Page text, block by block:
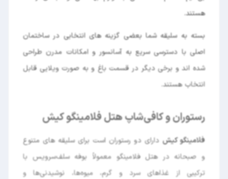
هستند.
بسته به سلیقه شما بعضی گزینه های انتخابی در ساختمان
اصلی با دسترسی سریع به آسانسور و امکانات مدرن طراحی
شده اند و برخی دیگر در قسمت باغ و به صورت ویلایی قابل
انتخاب هستند.
رستوران و کافی‌شاپ هتل فلامینگو کیش
فلامینگو کیش دارای دو رستوران است برای سلیقه های متنوع
و صبحانه در هتل فلامینگو معمولاً بوفه سلف‌سرویس با
ترکیبی از غذاهای سرد و گرم، میوه‌ها، نوشیدنی‌ها و